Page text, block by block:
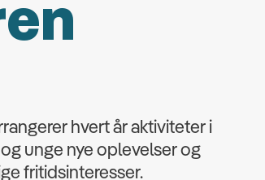
hvert år aktiviteter i
unge nye oplevelser og
fritidsinteresser.